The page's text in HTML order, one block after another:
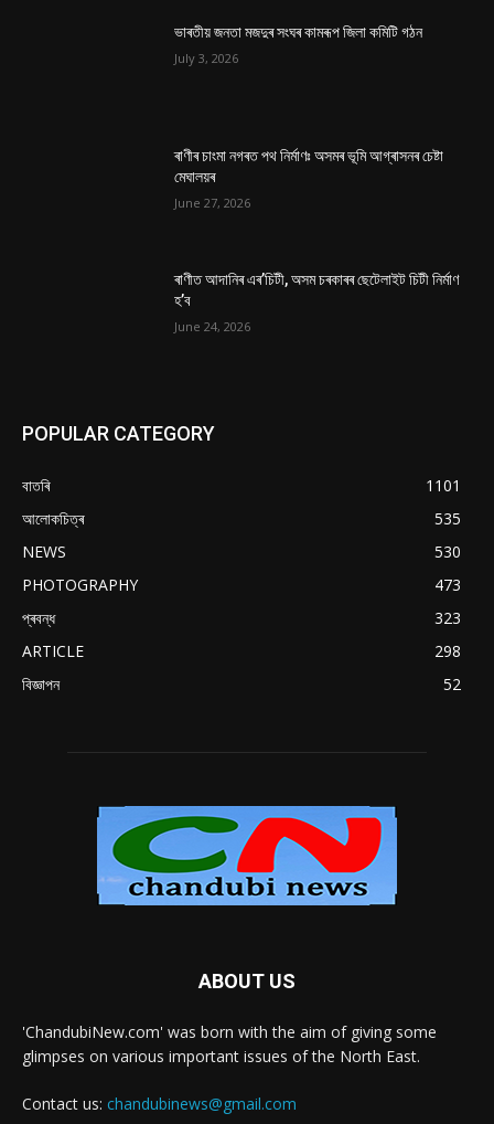
ভাৰতীয় জনতা মজদুৰ সংঘৰ কামৰূপ জিলা কমিটি গঠন
July 3, 2026
ৰাণীৰ চাংমা নগৰত পথ নিৰ্মাণঃ অসমৰ ভূমি আগ্ৰাসনৰ চেষ্টা
মেঘালয়ৰ
June 27, 2026
ৰাণীত আদানিৰ এৰ’চিটী, অসম চৰকাৰৰ ছেটেলাইট চিটী নিৰ্মাণ
হ’ব
June 24, 2026
POPULAR CATEGORY
বাতৰি
1101
আলোকচিত্ৰ
535
NEWS
530
PHOTOGRAPHY
473
প্ৰবন্ধ
323
ARTICLE
298
বিজ্ঞাপন
52
ABOUT US
'ChandubiNew.com' was born with the aim of giving some
glimpses on various important issues of the North East.
Contact us: chandubinews@gmail.com